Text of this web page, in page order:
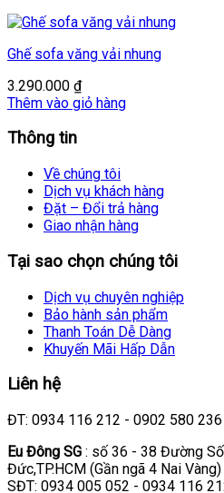
Ghế sofa văng vải nhung
3.290.000 ₫
Thêm vào giỏ hàng
Thông tin
Về chúng tôi
Dịch vụ khách hàng
Đặt – Đổi trả hàng
Giao nhận hàng
Tại sao chọn chúng tôi
Dịch vụ chuyên nghiệp
Bảo hành sản phẩm
Thanh Toán Dễ Dàng
Khuyến Mãi Hấp Dẫn
Liên hệ
ĐT: 0934 116 212 - 0902 580 236
Eu Đông SG : số 36 - 38 Đường Số
Đức,TP.HCM (Gần ngã 4 Nai Vàng)
SĐT: 0934 005 052 - 0934 116